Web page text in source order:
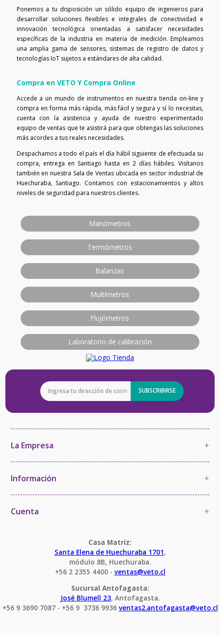
Ponemos a tu disposición un sólido equipo de ingenieros para
desarrollar soluciones flexibles e integrales de conectividad e
innovación tecnológica orientadas a satisfacer necesidades
específicas de la industria en materia de medición. Empleamos
una amplia gama de sensores, sistemas de registro de datos y
tecnologías IoT sujetos a estándares de alta calidad.
Compra en VETO Y Compra Online
Accede a un mundo de instrumentos en nuestra tienda on-line y
compra en forma más rápida, más fácil y segura y sí lo necesitas,
cuenta con la asistencia y ayuda de nuestro experimentado
equipo de ventas que te asistirá para que obtengas las soluciones
más acordes a tus reales necesidades.
Despachamos a todo el país el día hábil siguiente de efectuada su
compra, entrega en Santiago hasta en 2 días hábiles. Visítanos
también en nuestra Sala de Ventas ubicada en sector industrial de
Huechuraba, Santiago. Contamos con estacionamientos y altos
niveles de seguridad para nuestros clientes.
Manómetros
Termómetros
Balanzas
Multímetros
Flujómetros
Laboratorio de calibración
SUBSCRIBIRSE
La Empresa +
Política de Imparcialidad y Confidencialidad
Certificaciones y Acreditaciones
Información +
Términos y Condiciones
Cuenta +
Casa Matriz:
Santa Elena de Huechuraba 1701,
módulo 8B, Huechuraba.
+56 2 2355 4400 - ventas@veto.cl
Sucursal Antofagasta:
José Blumell 23, Antofagasta.
+56 9 3690 7087 - +56 9  3736 9936 ventas2.antofagasta@veto.cl